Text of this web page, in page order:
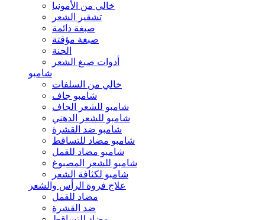
خالي من الأمونيا
تشقير الشعر
صبغة دائمة
صبغة مؤقتة
الحنة
أدوات صبغ الشعر
شامبو
خالي من السلفات
شامبو جاف
شامبو للشعر الجاف
شامبو للشعر الدهني
شامبو ضد القشرة
شامبو مضاد للتساقط
شامبو مضاد للقمل
شامبو للشعر المصبوغ
شامبو لكثافة الشعر
علاج فروة الرأس والشعر
مضاد للقمل
ضد القشرة